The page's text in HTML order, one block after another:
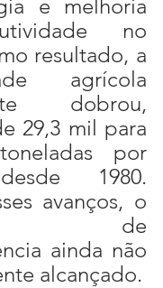
e melhoria
no
resultado, a
agrícola
dobrou,
29,3 mil para
por
1980.
avanços, o
de
ainda não
alcançado.